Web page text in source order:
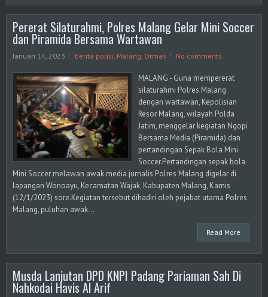
Pererat Silaturahmi, Polres Malang Gelar Mini Soccer
dan Piramida Bersama Wartawan
Januari 14, 2023 berita polisi Malang Ormas No comments
MALANG - Guna mempererat
silaturahmi Polres Malang
dengan wartawan, Kepolisian
Resor Malang, wilayah Polda
Jatim, menggelar kegiatan Ngopi
Bersama Media (Piramida) dan
pertandingan Sepak Bola Mini
Soccer.Pertandingan sepak bola
Mini Soccer melawan awak media jurnalis Polres Malang digelar di
lapangan Wonoayu, Kecamatan Wajak, Kabupaten Malang, Kamis
(12/1/2023) sore.Kegiatan tersebut dihadiri oleh pejabat utama Polres
Malang, puluhan awak...
Read More
Musda Lanjutan DPD KNPI Padang Pariaman Sah Di
Nahkodai Havis Al Arif